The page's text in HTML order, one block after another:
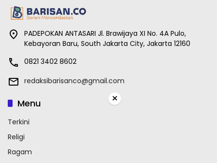
PADEPOKAN ANTASARI Jl. Brawijaya XI No. 4A Pulo,
Kebayoran Baru, South Jakarta City, Jakarta 12160
0821 3402 8602
redaksibarisanco@gmail.com
Menu
Terkini
Religi
Ragam
×